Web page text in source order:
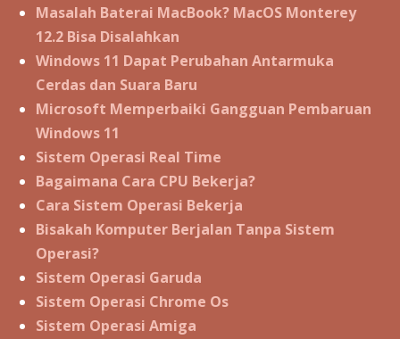
Masalah Baterai MacBook? MacOS Monterey
12.2 Bisa Disalahkan
Windows 11 Dapat Perubahan Antarmuka
Cerdas dan Suara Baru
Microsoft Memperbaiki Gangguan Pembaruan
Windows 11
Sistem Operasi Real Time
Bagaimana Cara CPU Bekerja?
Cara Sistem Operasi Bekerja
Bisakah Komputer Berjalan Tanpa Sistem
Operasi?
Sistem Operasi Garuda
Sistem Operasi Chrome Os
Sistem Operasi Amiga